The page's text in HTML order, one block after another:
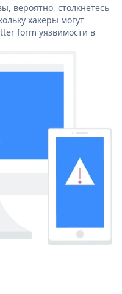
вероятно, столкнетесь
хакеры могут
form уязвимости в